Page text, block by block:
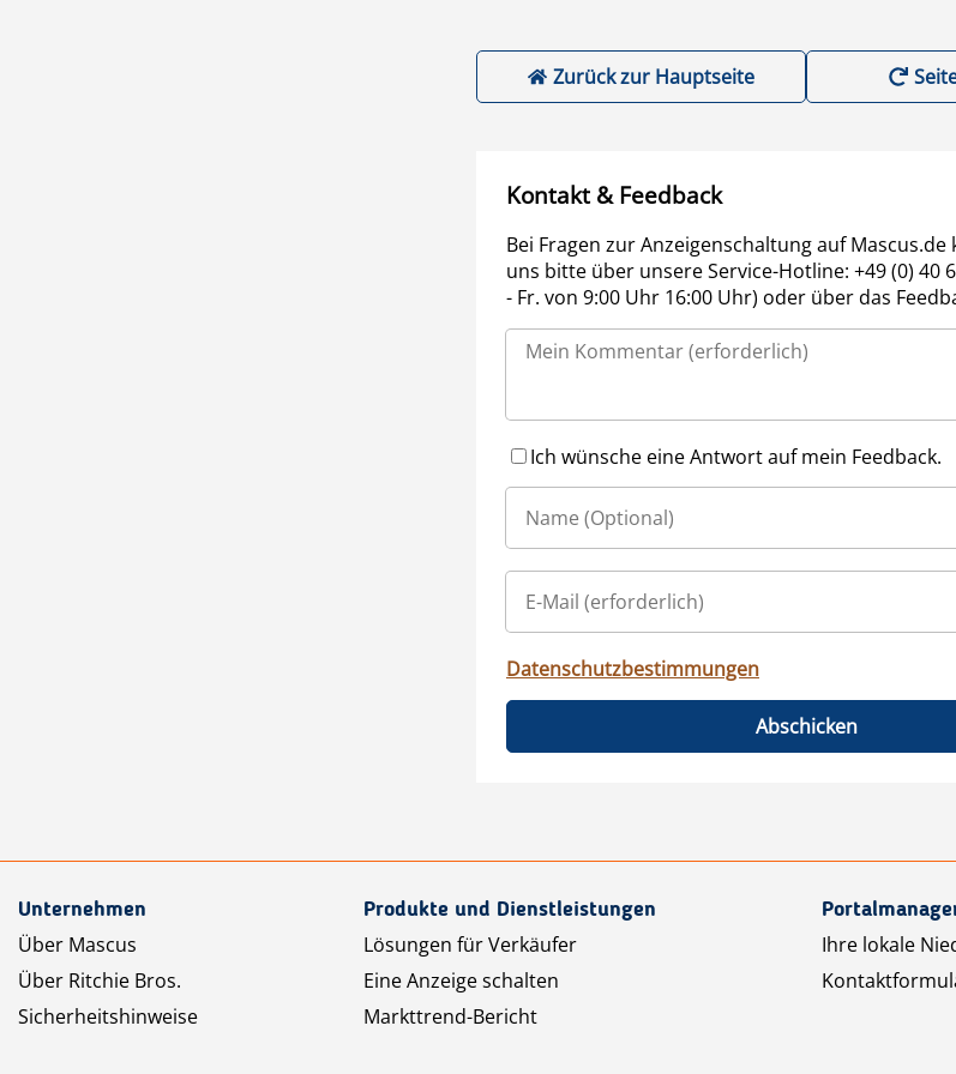
Zurück zur Hauptseite
Kontakt & Feedback
Bei Fragen zur Anzeigenschaltung auf
uns bitte über unsere Service-Hotline: +49 (0) 40
- Fr. von 9:00 Uhr 16:00 Uhr) oder über das
Ich wünsche eine Antwort auf mein Feedback.
Datenschutzbestimmungen
Abschicken
Unternehmen
Über Mascus
Über Ritchie Bros.
Sicherheitshinweise
Produkte und Dienstleistungen
Lösungen für Verkäufer
Eine Anzeige schalten
Markttrend-Bericht
Ihre lokale